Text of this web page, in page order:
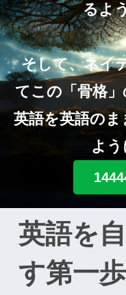
るよ
そして、ネイ
てこの「骨格」
英語を英語の
よう
英語を
す第一